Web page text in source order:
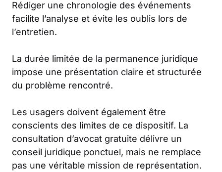
Rédiger une chronologie des événements
facilite l’analyse et évite les oublis lors de
l’entretien.
La durée limitée de la permanence juridique
impose une présentation claire et structurée
du problème rencontré.
Les usagers doivent également être
conscients des limites de ce dispositif. La
consultation d’avocat gratuite délivre un
conseil juridique ponctuel, mais ne remplace
pas une véritable mission de représentation.